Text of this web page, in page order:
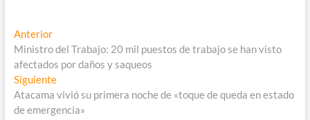
Navegación
de
entradas
AnteriorEntrada
anterior:
Ministro del Trabajo: 20 mil puestos de trabajo se han visto
afectados por daños y saqueos
SiguienteEntrada
siguiente:
Atacama vivió su primera noche de «toque de queda en estado
de emergencia»